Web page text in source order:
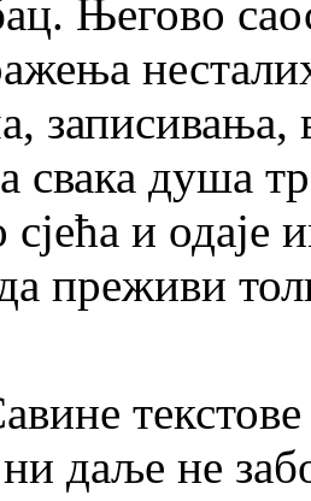
Његово
записивања,
свака душа
сјећа и
преживи
даље не